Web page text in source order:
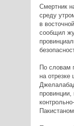
Смертник
среду
в
сообщил
По словам
на
провинции,